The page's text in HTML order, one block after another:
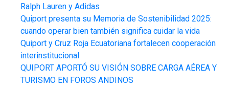
Ralph Lauren y Adidas
Quiport presenta su Memoria de Sostenibilidad 2025:
cuando operar bien también significa cuidar la vida
Quiport y Cruz Roja Ecuatoriana fortalecen cooperación
interinstitucional
QUIPORT APORTÓ SU VISIÓN SOBRE CARGA AÉREA Y
TURISMO EN FOROS ANDINOS